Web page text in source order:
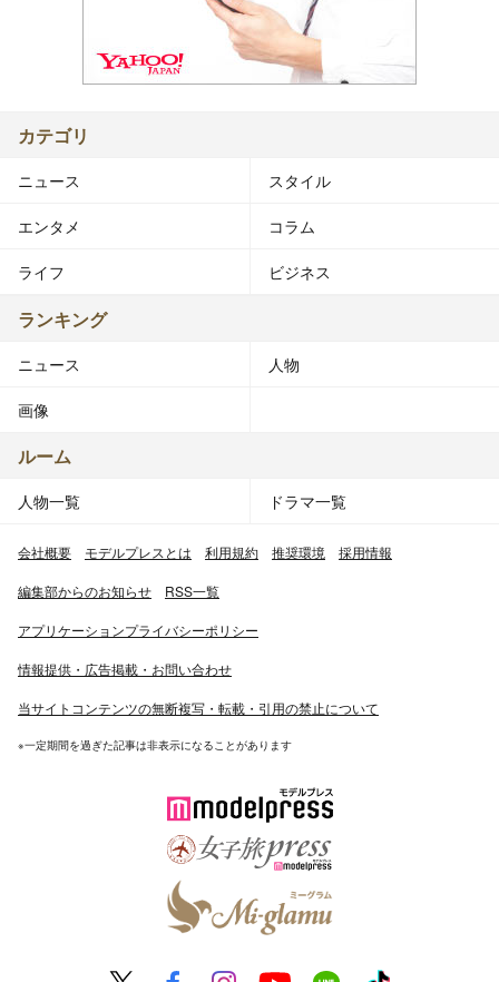
カテゴリ
ニュース スタイル
エンタメ コラム
ライフ ビジネス
ランキング
ニュース 人物
画像
ルーム
人物一覧 ドラマ一覧
会社概要 モデルプレスとは 利用規約 推奨環境 採用情報
編集部からのお知らせ RSS一覧
アプリケーションプライバシーポリシー
情報提供・広告掲載・お問い合わせ
当サイトコンテンツの無断複写・転載・引用の禁止について
※一定期間を過ぎた記事は非表示になることがあります